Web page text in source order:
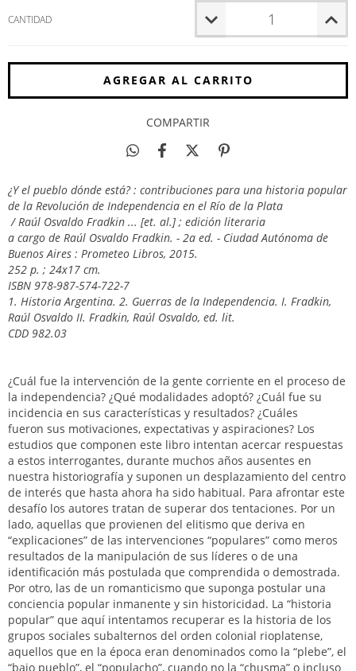
CANTIDAD
COMPARTIR
¿Y el pueblo dónde está? : contribuciones para una historia popular
de la Revolución de Independencia en el Río de la Plata
/ Raúl Osvaldo Fradkin ... [et. al.] ; edición literaria
a cargo de Raúl Osvaldo Fradkin. - 2a ed. - Ciudad Autónoma de
Buenos Aires : Prometeo Libros, 2015.
252 p. ; 24x17 cm.
ISBN 978-987-574-722-7
1. Historia Argentina. 2. Guerras de la Independencia. I. Fradkin,
Raúl Osvaldo II. Fradkin, Raúl Osvaldo, ed. lit.
CDD 982.03
¿Cuál fue la intervención de la gente corriente en el proceso de
la independencia? ¿Qué modalidades adoptó? ¿Cuál fue su
incidencia en sus características y resultados? ¿Cuáles
fueron sus motivaciones, expectativas y aspiraciones? Los
estudios que componen este libro intentan acercar respuestas
a estos interrogantes, durante muchos años ausentes en
nuestra historiografía y suponen un desplazamiento del centro
de interés que hasta ahora ha sido habitual. Para afrontar este
desafío los autores tratan de superar dos tentaciones. Por un
lado, aquellas que provienen del elitismo que deriva en
“explicaciones” de las intervenciones “populares” como meros
resultados de la manipulación de sus líderes o de una
identificación más postulada que comprendida o demostrada.
Por otro, las de un romanticismo que suponga postular una
conciencia popular inmanente y sin historicidad. La “historia
popular” que aquí intentamos recuperar es la historia de los
grupos sociales subalternos del orden colonial rioplatense,
aquellos que en la época eran denominados como la “plebe”, el
“bajo pueblo”, el “populacho”, cuando no la “chusma” o incluso